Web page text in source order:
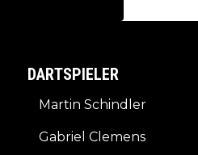
DARTSPIELER
Martin Schindler
Gabriel Clemens